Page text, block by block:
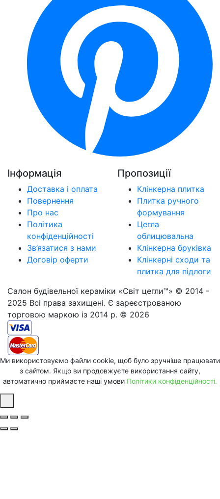
Інформація
Доставка і оплата
Повернення
Про нас
Політика
конфіденційності
Зв’язатися з нами
Договір оферти
Пропозиції
Клінкерна плитка
Плитка ручного
формування
Цегла
облицювальна
Клінкерна бруківка
Клінкерні сходи та
плитка для підлоги
Салон будівельної кераміки «Світ цегли™» © 2014 -
2025 Всі права захищені. Є зареєстрованою
торговою маркою із 2014 р. © 2026
Ми використовуємо файли cookie, щоб було зручніше працювати
з сайтом. Якщо ви продовжуєте використання сайту,
автоматично приймаєте наші умови Політики конфіденційності.